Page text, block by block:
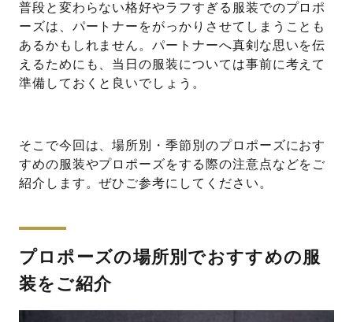
普段と変わらない格好やラフすぎる服装でのプロポ
ーズは、パートナーをがっかりさせてしまうことも
あるかもしれません。パートナーへ真剣な思いを伝
えるためにも、当日の服装については事前に考えて
準備しておくと良いでしょう。
そこで今回は、場所別・季節別のプロポーズにおす
すめの服装やプロポーズをする際の注意点などをご
紹介します。ぜひご参考にしてください。
プロポーズの場所別でおすすめの服
装をご紹介